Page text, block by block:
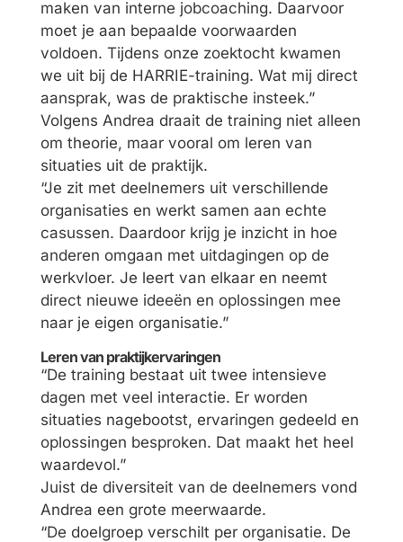
maken van interne jobcoaching. Daarvoor
moet je aan bepaalde voorwaarden
voldoen. Tijdens onze zoektocht kwamen
we uit bij de HARRIE-training. Wat mij direct
aansprak, was de praktische insteek.”
Volgens Andrea draait de training niet alleen
om theorie, maar vooral om leren van
situaties uit de praktijk.
“Je zit met deelnemers uit verschillende
organisaties en werkt samen aan echte
casussen. Daardoor krijg je inzicht in hoe
anderen omgaan met uitdagingen op de
werkvloer. Je leert van elkaar en neemt
direct nieuwe ideeën en oplossingen mee
naar je eigen organisatie.”
Leren van praktijkervaringen
“De training bestaat uit twee intensieve
dagen met veel interactie. Er worden
situaties nagebootst, ervaringen gedeeld en
oplossingen besproken. Dat maakt het heel
waardevol.”
Juist de diversiteit van de deelnemers vond
Andrea een grote meerwaarde.
“De doelgroep verschilt per organisatie. De